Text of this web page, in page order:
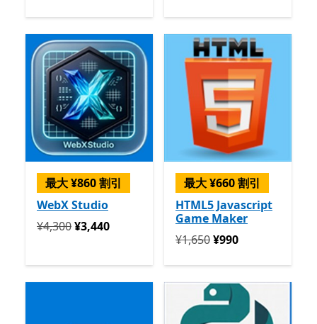
最大 ¥860 割引
WebX Studio
定価 ¥4,300 今すぐ ¥3,440
¥4,300¥3,440
最大 ¥660 割引
HTML5 Javascript
Game Maker
定価 ¥1,650 今すぐ ¥990
¥1,650¥990